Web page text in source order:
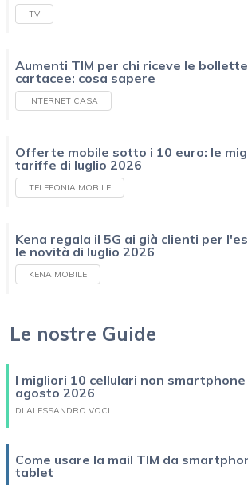
TV
Aumenti TIM per chi riceve le bollette
cartacee: cosa sapere
INTERNET CASA
Offerte mobile sotto i 10 euro: le
tariffe di luglio 2026
TELEFONIA MOBILE
Kena regala il 5G ai già clienti per
le novità di luglio 2026
KENA MOBILE
Le nostre Guide
I migliori 10 cellulari non smartphone
agosto 2026
DI ALESSANDRO VOCI
Come usare la mail TIM da
tablet